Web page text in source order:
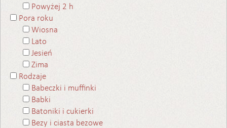
Powyżej 2 h
Pora roku
Wiosna
Lato
Jesień
Zima
Rodzaje
Babeczki i muffinki
Babki
Batoniki i cukierki
Bezy i ciasta bezowe